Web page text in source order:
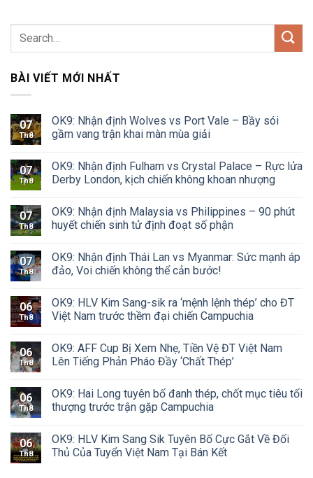
BÀI VIẾT MỚI NHẤT
07
Th8
OK9: Nhận định Wolves vs Port Vale – Bầy sói
gầm vang trận khai màn mùa giải
07
Th8
OK9: Nhận định Fulham vs Crystal Palace – Rực lửa
Derby London, kịch chiến không khoan nhượng
07
Th8
OK9: Nhận định Malaysia vs Philippines – 90 phút
huyết chiến sinh tử định đoạt số phận
07
Th8
OK9: Nhận định Thái Lan vs Myanmar: Sức mạnh áp
đảo, Voi chiến không thể cản bước!
06
Th8
OK9: HLV Kim Sang-sik ra ‘mệnh lệnh thép’ cho ĐT
Việt Nam trước thềm đại chiến Campuchia
06
Th8
OK9: AFF Cup Bị Xem Nhẹ, Tiền Vệ ĐT Việt Nam
Lên Tiếng Phản Pháo Đầy ‘Chất Thép’
06
Th8
OK9: Hai Long tuyên bố đanh thép, chốt mục tiêu tối
thượng trước trận gặp Campuchia
06
Th8
OK9: HLV Kim Sang Sik Tuyên Bố Cực Gắt Về Đối
Thủ Của Tuyển Việt Nam Tại Bán Kết